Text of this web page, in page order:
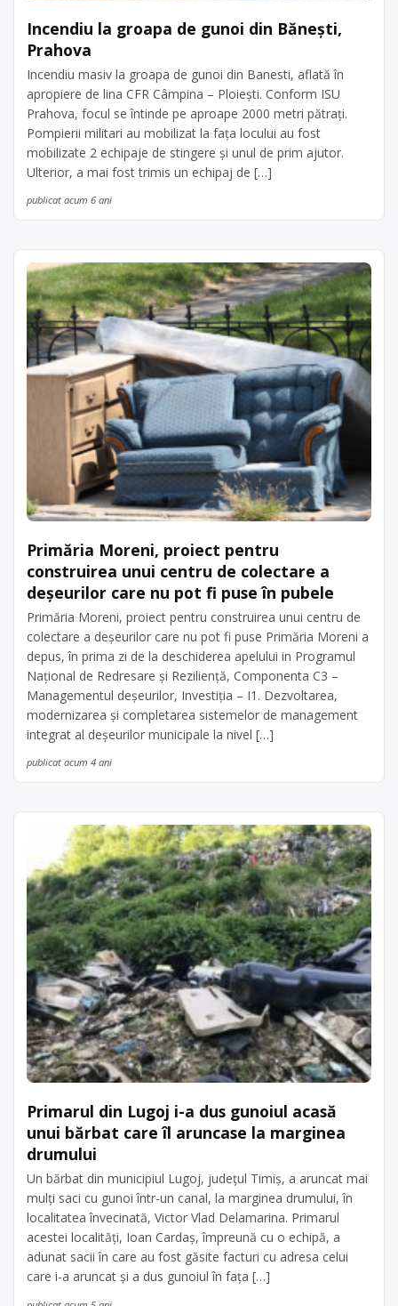
Incendiu la groapa de gunoi din Bănești,
Prahova
Incendiu masiv la groapa de gunoi din Banesti, aflată în
apropiere de lina CFR Câmpina – Ploiești. Conform ISU
Prahova, focul se întinde pe aproape 2000 metri pătrați.
Pompierii militari au mobilizat la fața locului au fost
mobilizate 2 echipaje de stingere și unul de prim ajutor.
Ulterior, a mai fost trimis un echipaj de […]
publicat acum 6 ani
Primăria Moreni, proiect pentru
construirea unui centru de colectare a
deșeurilor care nu pot fi puse în pubele
Primăria Moreni, proiect pentru construirea unui centru de
colectare a deșeurilor care nu pot fi puse Primăria Moreni a
depus, în prima zi de la deschiderea apelului in Programul
Național de Redresare și Reziliență, Componenta C3 –
Managementul deșeurilor, Investiția – I1. Dezvoltarea,
modernizarea și completarea sistemelor de management
integrat al deșeurilor municipale la nivel […]
publicat acum 4 ani
Primarul din Lugoj i-a dus gunoiul acasă
unui bărbat care îl aruncase la marginea
drumului
Un bărbat din municipiul Lugoj, judeţul Timiş, a aruncat mai
mulţi saci cu gunoi într-un canal, la marginea drumului, în
localitatea învecinată, Victor Vlad Delamarina. Primarul
acestei localităţi, Ioan Cardaş, împreună cu o echipă, a
adunat sacii în care au fost găsite facturi cu adresa celui
care i-a aruncat şi a dus gunoiul în faţa […]